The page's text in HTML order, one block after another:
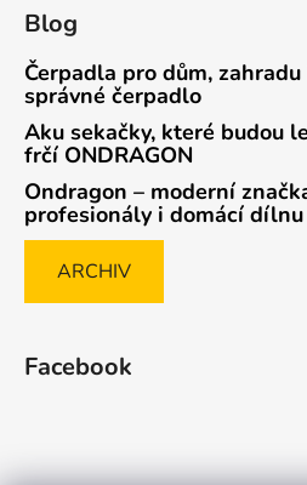
Blog
Čerpadla pro dům,
správné čerpadlo
Aku sekačky, které budou
frčí ONDRAGON
Ondragon – moderní
profesionály i domácí dílnu
ARCHIV
Facebook